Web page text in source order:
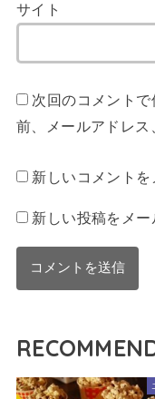
サイト
次回のコメント
前、メールアドレス
新しいコメント
新しい投稿をメー